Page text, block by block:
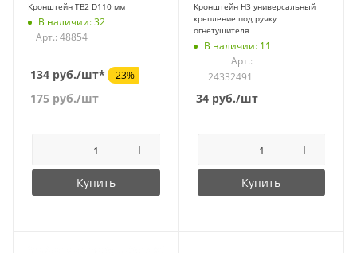
Кронштейн ТВ2 D110 мм
В наличии: 32
Арт.: 48854
134 руб./шт* -23%
175 руб./шт
Купить
Кронштейн Н3 универсальный
крепление под ручку
огнетушителя
В наличии: 11
Арт.:
24332491
34руб./шт
Купить